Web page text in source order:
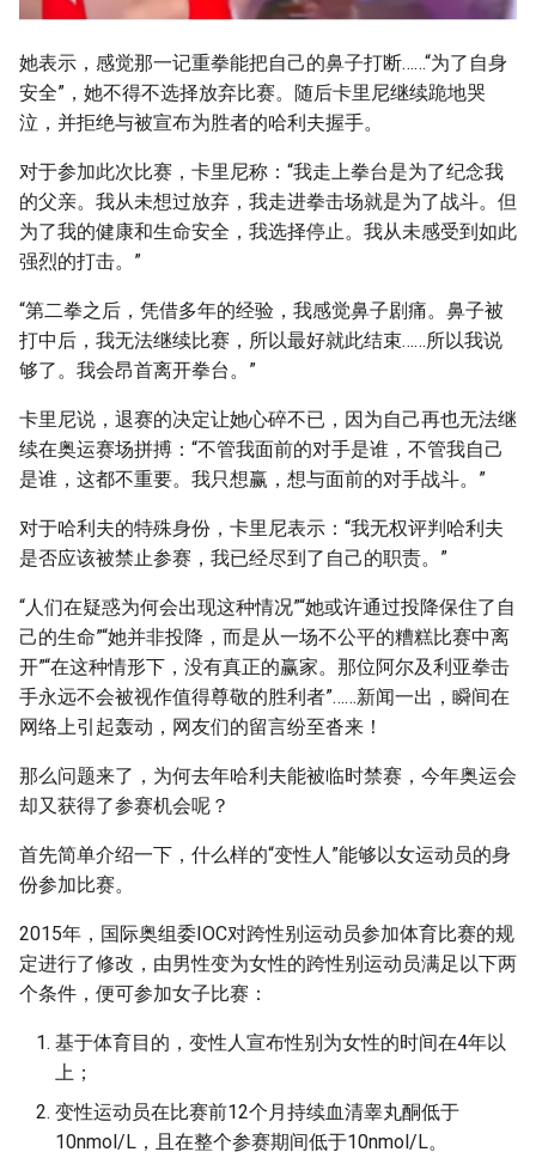
她表示，感觉那一记重拳能把自己的鼻子打断……“为了自身
安全”，她不得不选择放弃比赛。随后卡里尼继续跪地哭
泣，并拒绝与被宣布为胜者的哈利夫握手。
对于参加此次比赛，卡里尼称：“我走上拳台是为了纪念我
的父亲。我从未想过放弃，我走进拳击场就是为了战斗。但
为了我的健康和生命安全，我选择停止。我从未感受到如此
强烈的打击。”
“第二拳之后，凭借多年的经验，我感觉鼻子剧痛。鼻子被
打中后，我无法继续比赛，所以最好就此结束……所以我说
够了。我会昂首离开拳台。”
卡里尼说，退赛的决定让她心碎不已，因为自己再也无法继
续在奥运赛场拼搏：“不管我面前的对手是谁，不管我自己
是谁，这都不重要。我只想赢，想与面前的对手战斗。”
对于哈利夫的特殊身份，卡里尼表示：“我无权评判哈利夫
是否应该被禁止参赛，我已经尽到了自己的职责。”
“人们在疑惑为何会出现这种情况”“她或许通过投降保住了自
己的生命”“她并非投降，而是从一场不公平的糟糕比赛中离
开”“在这种情形下，没有真正的赢家。那位阿尔及利亚拳击
手永远不会被视作值得尊敬的胜利者”……新闻一出，瞬间在
网络上引起轰动，网友们的留言纷至沓来！
那么问题来了，为何去年哈利夫能被临时禁赛，今年奥运会
却又获得了参赛机会呢？
首先简单介绍一下，什么样的“变性人”能够以女运动员的身
份参加比赛。
2015年，国际奥组委IOC对跨性别运动员参加体育比赛的规
定进行了修改，由男性变为女性的跨性别运动员满足以下两
个条件，便可参加女子比赛：
基于体育目的，变性人宣布性别为女性的时间在4年以
上；
变性运动员在比赛前12个月持续血清睾丸酮低于
10nmol/L，且在整个参赛期间低于10nmol/L。